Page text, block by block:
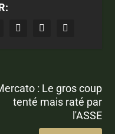
: Le gros coup
tenté mais raté par
l'ASSE